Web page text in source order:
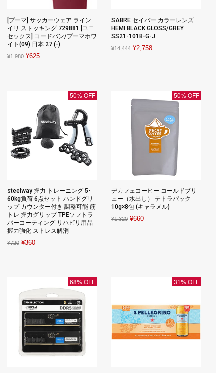
[プーマ] サッカーウェア ライン
イリ ストッキング 729881 [ユニ
セックス] コードバン/プーマホワ
イト(09) 日本 27 (-)
¥1,980 Original
¥625Current
SABRE セイバー カラーレンズ
HEMI BLACK GLOSS/GREY
SS21-101B-G-J
¥14,444 Original
¥2,758Current
50% OFF
steelway 握力 トレーニング 5-
60kg負荷 6点セット ハンドグリ
ップ カウンター付き 調整可能 筋
トレ 握力グリップ TPEソフトラ
バーコーティング リハビリ用品
握力強化 ストレス解消
¥720 Original
¥360Current
50% OFF
デカフェコーヒー コールドブリ
ュー（水出し） テトラパック
10g×8包 (キャラメル)
¥1,320 Original
¥660Current
68% OFF 31% OFF